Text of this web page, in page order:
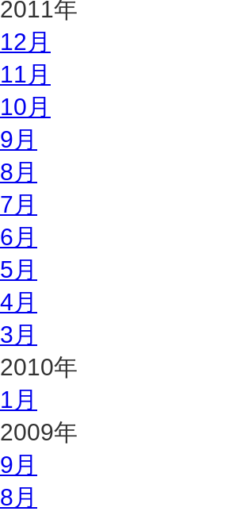
2011年
12月
11月
10月
9月
8月
7月
6月
5月
4月
3月
2010年
1月
2009年
9月
8月